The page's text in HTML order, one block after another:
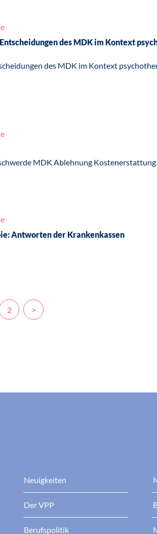
des MDK im Kontext
des MDK im Kontext
MDK Ablehnung
Antworten der Krankenkassen
2 >
Neuigkeiten
Der VPP
Berufspolitik